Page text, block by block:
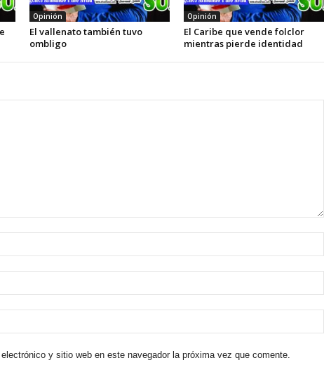
Opinión
El vallenato también tuvo
ombligo
Opinión
El Caribe que vende folclor
mientras pierde identidad
y sitio web en este navegador la próxima vez que comente.